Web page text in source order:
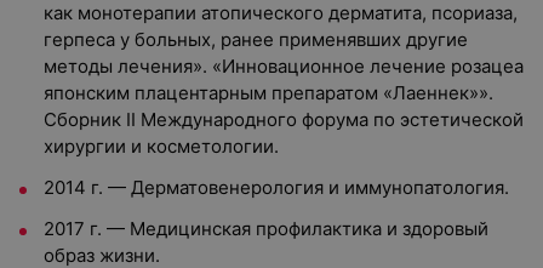
как монотерапии атопического дерматита, псориаза,
герпеса у больных, ранее применявших другие
методы лечения». «Инновационное лечение розацеа
японским плацентарным препаратом «Лаеннек»».
Сборник II Международного форума по эстетической
хирургии и косметологии.
2014 г. — Дерматовенерология и иммунопатология.
2017 г. — Медицинская профилактика и здоровый
образ жизни.